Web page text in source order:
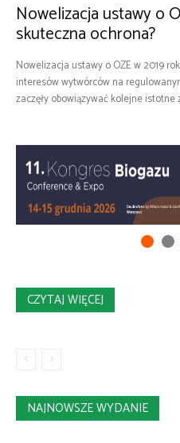
Nowelizacja ustawy o
skuteczna ochrona?
Nowelizacja ustawy o OZE w 2019
interesów wytwórców na
zaczęły obowiązywać kolejne istotne
CZYTAJ WIĘCEJ
NAJNOWSZE WYDANIE